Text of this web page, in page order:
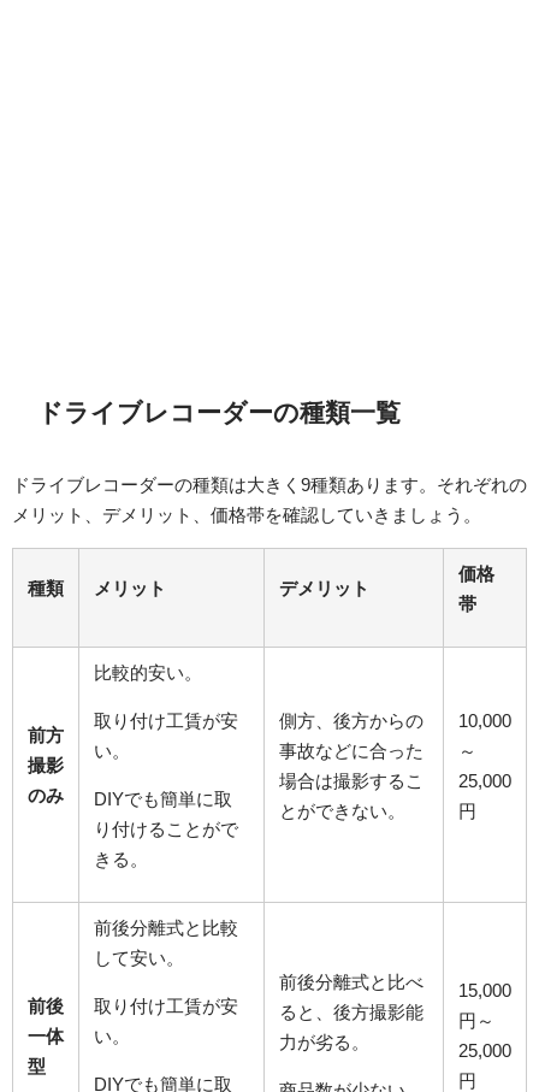
ドライブレコーダーの種類一覧
ドライブレコーダーの種類は大きく9種類あります。それぞれの
メリット、デメリット、価格帯を確認していきましょう。
種類 メリット デメリット
価格
帯
前方
撮影
のみ
比較的安い。
取り付け工賃が安
い。
DIYでも簡単に取
り付けることがで
きる。
側方、後方からの
事故などに合った
場合は撮影するこ
とができない。
10,000
～
25,000
円
前後
一体
型
前後分離式と比較
して安い。
取り付け工賃が安
い。
DIYでも簡単に取
前後分離式と比べ
ると、後方撮影能
力が劣る。
15,000
円～
25,000
円